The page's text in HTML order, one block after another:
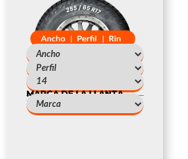
MARCA DE LA LLANTA